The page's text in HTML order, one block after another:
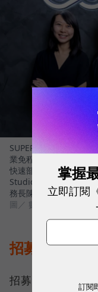
SUPER 8 Studio 推出
業免程式，以自然語言
快速部署。左起
Studio 雲發互動科技創
務長陳之逵
圖／ 數位時代
招募只是開始
招募只是第一步
掌握
立即訂閱
訂閱